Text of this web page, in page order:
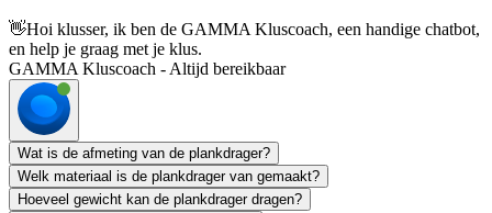
👋Hoi klusser, ik ben de GAMMA Kluscoach, een handige chatbot,
en help je graag met je klus.
GAMMA Kluscoach - Altijd bereikbaar
Wat is de afmeting van de plankdrager?
Welk materiaal is de plankdrager van gemaakt?
Hoeveel gewicht kan de plankdrager dragen?